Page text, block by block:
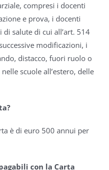
compresi i docenti
e prova, i docenti
salute di cui all’art. 514
modificazioni, i
distacco, fuori ruolo o
scuole all’estero, delle
è di euro 500 annui per
con la Carta